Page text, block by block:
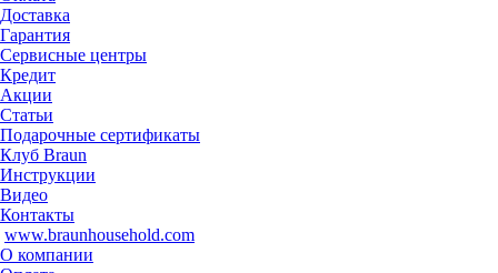
Доставка
Гарантия
Сервисные центры
Кредит
Акции
Статьи
Подарочные сертификаты
Клуб Braun
Инструкции
Видео
Контакты
www.braunhousehold.com
О компании